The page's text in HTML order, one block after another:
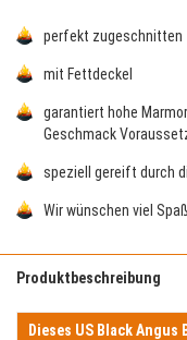
perfekt zugeschnitten
mit Fettdeckel
garantiert hohe
Geschmack
speziell gereift durch
Wir wünschen viel
Produktbeschreibung
Dieses US Black